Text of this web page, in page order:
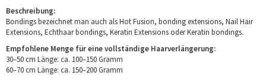
Beschreibung:
Bondings bezeichnet man auch als Hot Fusion, bonding extensions, Nail Hair
Extensions, Echthaar bondings, Keratin Extensions oder Keratin bondings.
Empfohlene Menge für eine vollständige Haarverlängerung:
30–50 cm Länge: ca. 100–150 Gramm
60–70 cm Länge: ca. 150–200 Gramm